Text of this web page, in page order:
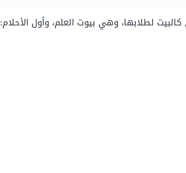
لطلابها، وهي بيوت العلم، وأول الأحلام: